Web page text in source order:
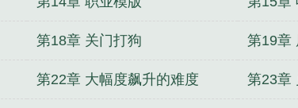
第18章 关门打狗 第19章
第22章 大幅度飙升的难度 第23章